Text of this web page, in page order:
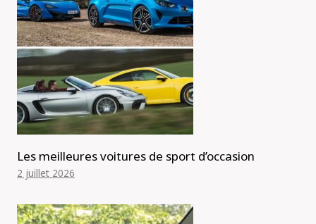
Les meilleures voitures de sport d’occasion
2 juillet 2026